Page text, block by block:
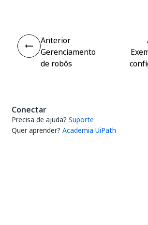
Anterior
Gerenciamento
de robôs
Conectar
Precisa de ajuda? Suporte
Quer aprender? Academia UiPath